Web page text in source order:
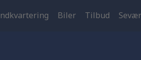
Biler Tilbud